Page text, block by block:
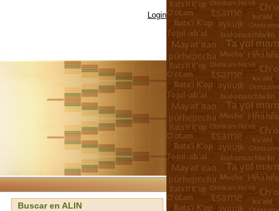
Login
Buscar en ALIN